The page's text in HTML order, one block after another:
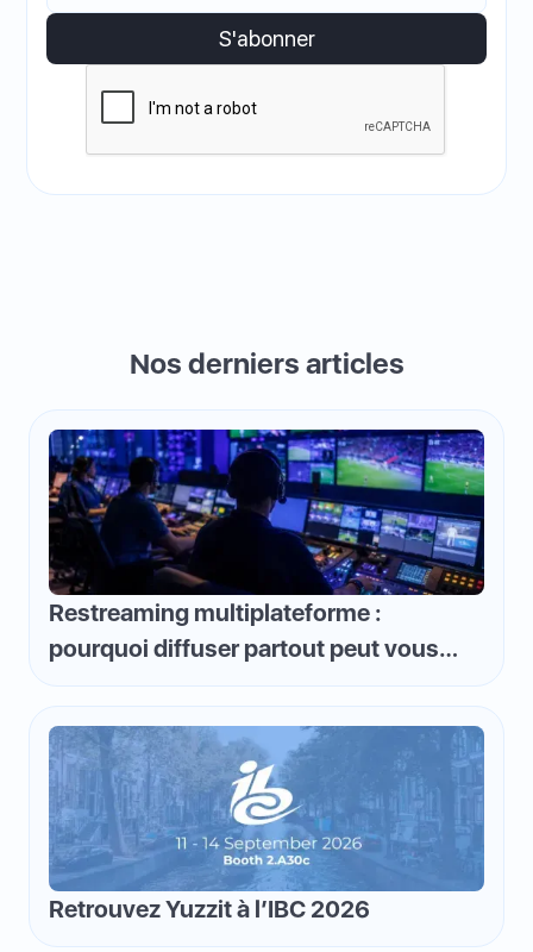
Nos derniers articles
Restreaming multiplateforme :
pourquoi diffuser partout peut vous
faire perdre de l'argent et comment
inverser la logique
Retrouvez Yuzzit à l’IBC 2026